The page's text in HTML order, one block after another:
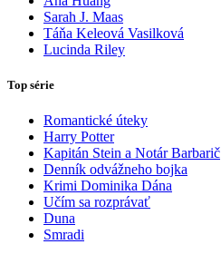
Sarah J. Maas
Táňa Keleová Vasilková
Lucinda Riley
Top série
Romantické úteky
Harry Potter
Kapitán Stein a Notár Barbarič
Denník odvážneho bojka
Krimi Dominika Dána
Učím sa rozprávať
Duna
Smradi